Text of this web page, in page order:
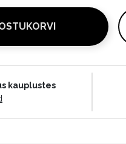
kauplustes